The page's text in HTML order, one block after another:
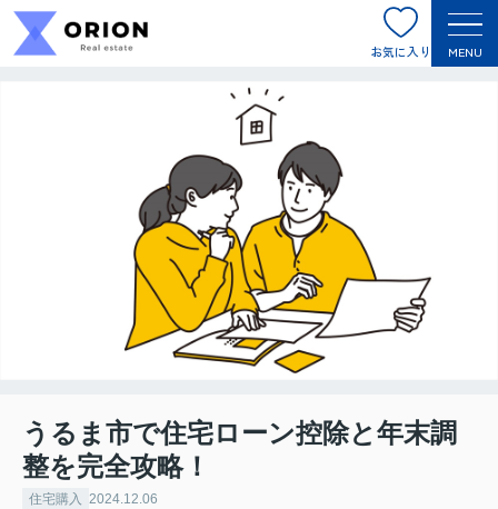
お気に入り MENU
うるま市で住宅ローン控除と年末調
整を完全攻略！
住宅購入 2024.12.06